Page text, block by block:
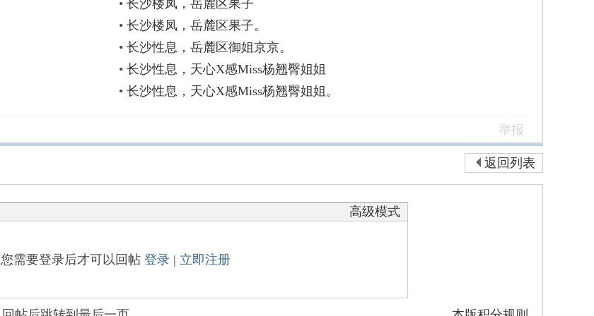
• 长沙楼凤，岳麓区果子
• 长沙楼凤，岳麓区果子。
• 长沙性息，岳麓区御姐京京。
• 长沙性息，天心X感Miss杨翘臀姐姐
• 长沙性息，天心X感Miss杨翘臀姐姐。
举报
返回列表
高级模式
您需要登录后才可以回帖 登录 | 立即注册